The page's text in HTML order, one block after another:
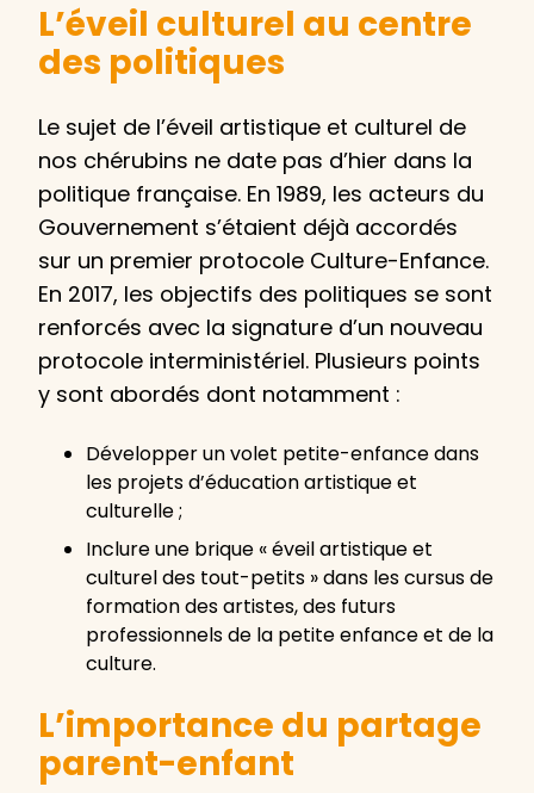
L’éveil culturel au centre
des politiques
Le sujet de l’éveil artistique et culturel de
nos chérubins ne date pas d’hier dans la
politique française. En 1989, les acteurs du
Gouvernement s’étaient déjà accordés
sur un premier protocole Culture-Enfance.
En 2017, les objectifs des politiques se sont
renforcés avec la signature d’un nouveau
protocole interministériel. Plusieurs points
y sont abordés dont notamment :
Développer un volet petite-enfance dans
les projets d’éducation artistique et
culturelle ;
Inclure une brique « éveil artistique et
culturel des tout-petits » dans les cursus de
formation des artistes, des futurs
professionnels de la petite enfance et de la
culture.
L’importance du partage
parent-enfant